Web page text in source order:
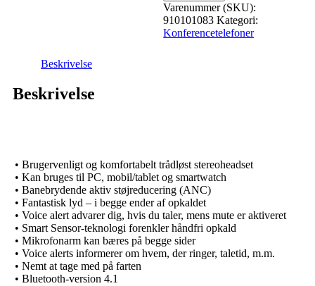
Varenummer (SKU):
910101083 Kategori:
Konferencetelefoner
Beskrivelse
Beskrivelse
• Brugervenligt og komfortabelt trådløst stereoheadset
• Kan bruges til PC, mobil/tablet og smartwatch
• Banebrydende aktiv støjreducering (ANC)
• Fantastisk lyd – i begge ender af opkaldet
• Voice alert advarer dig, hvis du taler, mens mute er aktiveret
• Smart Sensor-teknologi forenkler håndfri opkald
• Mikrofonarm kan bæres på begge sider
• Voice alerts informerer om hvem, der ringer, taletid, m.m.
• Nemt at tage med på farten
• Bluetooth-version 4.1